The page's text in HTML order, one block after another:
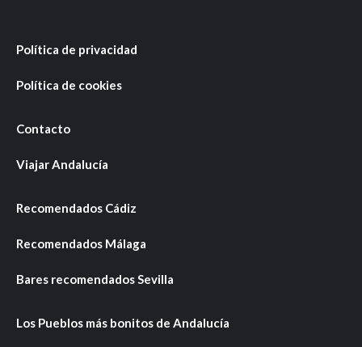
Política de privacidad
Política de cookies
Contacto
Viajar Andalucía
Recomendados Cádiz
Recomendados Málaga
Bares recomendados Sevilla
Los Pueblos más bonitos de Andalucía